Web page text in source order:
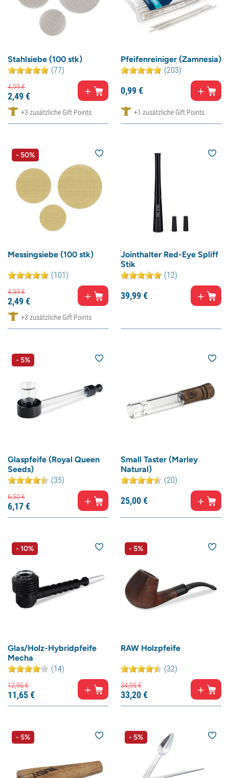
Stahlsiebe (100 stk)
(77)
4,99€
2,49€
+3 zusätzliche Gift Points
Pfeifenreiniger (Zamnesia)
(203)
0,99€
+1 zusätzliche Gift Points
- 50%
Messingsiebe (100 stk)
(101)
4,99€
2,49€
+3 zusätzliche Gift Points
Jointhalter Red-Eye Spliff
Stik
(12)
39,99€
- 5%
Glaspfeife (Royal Queen
Seeds)
(35)
6,50€
6,17€
Small Taster (Marley
Natural)
(20)
25,00€
- 10%
Glas/Holz-Hybridpfeife
Mecha
(14)
12,95€
11,65€
- 5%
RAW Holzpfeife
(32)
34,95€
33,20€
- 5% - 5%